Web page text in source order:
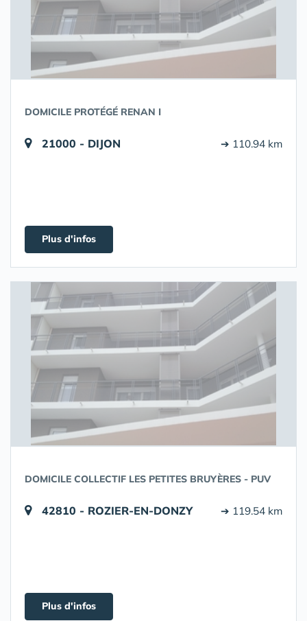
DOMICILE PROTÉGÉ RENAN I
21000 - DIJON ➔ 110.94 km
Plus d'infos
DOMICILE COLLECTIF LES PETITES BRUYÈRES - PUV
42810 - ROZIER-EN-DONZY ➔ 119.54 km
Plus d'infos